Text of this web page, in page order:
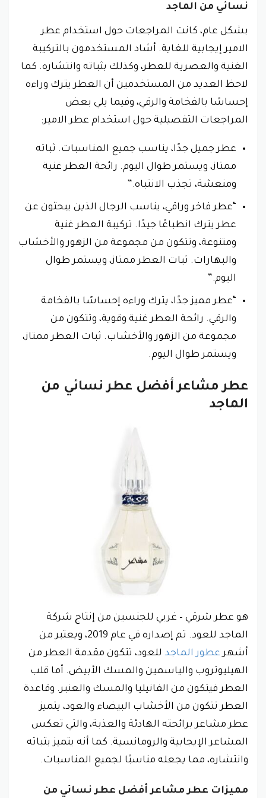
نسائي من الماجد
بشكل عام، كانت المراجعات حول استخدام عطر
الامير إيجابية للغاية. أشاد المستخدمون بالتركيبة
الغنية والعصرية للعطر، وكذلك بثباته وانتشاره. كما
لاحظ العديد من المستخدمين أن العطر يترك وراءه
إحساسًا بالفخامة والرقي، وفيما يلي بعض
المراجعات التفصيلية حول استخدام عطر الامير:
عطر جميل جدًا، يناسب جميع المناسبات. ثباته
ممتاز، ويستمر طوال اليوم. رائحة العطر غنية
ومنعشة، تجذب الانتباه.”
“عطر فاخر وراقي، يناسب الرجال الذين يبحثون عن
عطر يترك انطباعًا جيدًا. تركيبة العطر غنية
ومتنوعة، وتتكون من مجموعة من الزهور والأخشاب
والبهارات. ثبات العطر ممتاز، ويستمر طوال
اليوم.”
“عطر مميز جدًا، يترك وراءه إحساسًا بالفخامة
والرقي. رائحة العطر غنية وقوية، وتتكون من
مجموعة من الزهور والأخشاب. ثبات العطر ممتاز،
ويستمر طوال اليوم.
عطر مشاعر أفضل عطر نسائي من
الماجد
هو عطر شرقي – غربي للجنسين من إنتاج شركة
الماجد للعود. تم إصداره في عام 2019، ويعتبر من
أشهرعطور الماجد للعود، تتكون مقدمة العطر من
الهيليوتروب والياسمين والمسك الأبيض. أما قلب
العطر فيتكون من الفانيليا والمسك والعنبر. وقاعدة
العطر تتكون من الأخشاب البيضاء والعود، يتميز
عطر مشاعر برائحته الهادئة والعذبة، والتي تعكس
المشاعر الإيجابية والرومانسية. كما أنه يتميز بثباته
وانتشاره، مما يجعله مناسبًا لجميع المناسبات.
مميزات عطر مشاعر أفضل عطر نسائي من